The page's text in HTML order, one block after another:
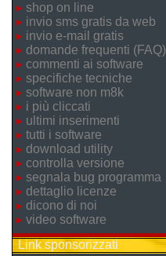
shop on line
invio sms gratis da web
invio e-mail gratis
domande frequenti (FAQ)
commenti ai software
specifiche tecniche
software non m8k
i più cliccati
ultimi inserimenti
tutti i software
download utility
controlla versione
segnala bug programma
dettaglio licenze
dicono di noi
video software
Link sponsorizzati